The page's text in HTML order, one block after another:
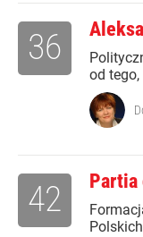
od
36
Partia
42